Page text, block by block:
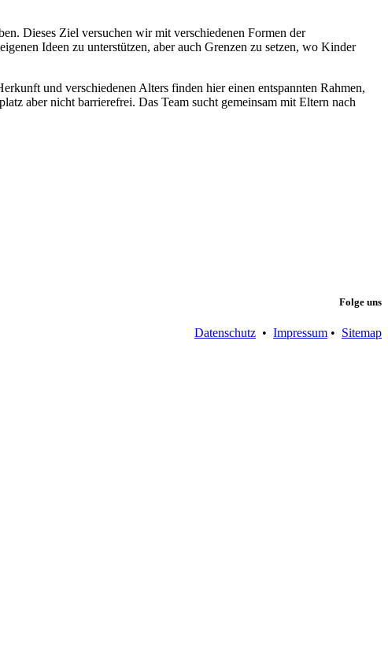
Dieses Ziel versuchen wir mit verschiedenen Formen der
Ideen zu unterstützen, aber auch Grenzen zu setzen, wo Kinder
und verschiedenen Alters finden hier einen entspannten Rahmen,
aber nicht barrierefrei. Das Team sucht gemeinsam mit Eltern nach
Folge uns
Datenschutz • Impressum • Sitemap